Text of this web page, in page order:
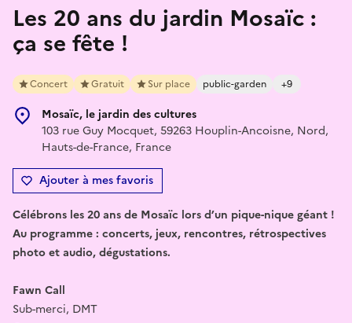
Les 20 ans du jardin Mosaïc :
ça se fête !
Concert Gratuit Sur place public-garden +9
Mosaïc, le jardin des cultures
103 rue Guy Mocquet, 59263 Houplin-Ancoisne, Nord,
Hauts-de-France, France
Ajouter à mes favoris
Célébrons les 20 ans de Mosaïc lors d’un pique-nique géant !
Au programme : concerts, jeux, rencontres, rétrospectives
photo et audio, dégustations.
Fawn Call
Sub-merci, DMT